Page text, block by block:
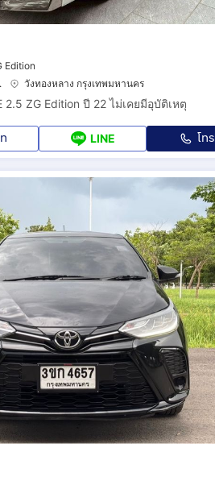
โยต้า #Tiger
Edition
วังทองหลาง กรุงเทพมหานคร
2.5 ZG Edition ปี 22 ไม่เคยมีอุบัติเหตุ
LINE โทร